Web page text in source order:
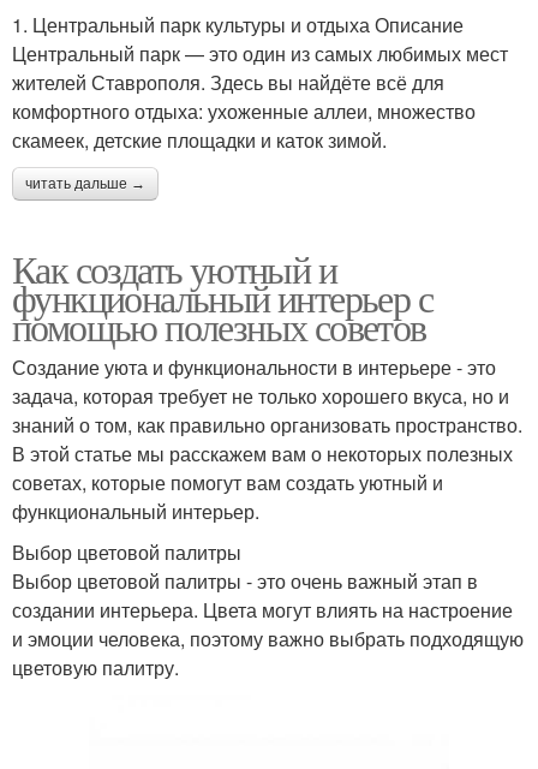
1. Центральный парк культуры и отдыха Описание
Центральный парк — это один из самых любимых мест
жителей Ставрополя. Здесь вы найдёте всё для
комфортного отдыха: ухоженные аллеи, множество
скамеек, детские площадки и каток зимой.
читать дальше →
Как создать уютный и
функциональный интерьер с
помощью полезных советов
Создание уюта и функциональности в интерьере - это
задача, которая требует не только хорошего вкуса, но и
знаний о том, как правильно организовать пространство.
В этой статье мы расскажем вам о некоторых полезных
советах, которые помогут вам создать уютный и
функциональный интерьер.
Выбор цветовой палитры
Выбор цветовой палитры - это очень важный этап в
создании интерьера. Цвета могут влиять на настроение
и эмоции человека, поэтому важно выбрать подходящую
цветовую палитру.